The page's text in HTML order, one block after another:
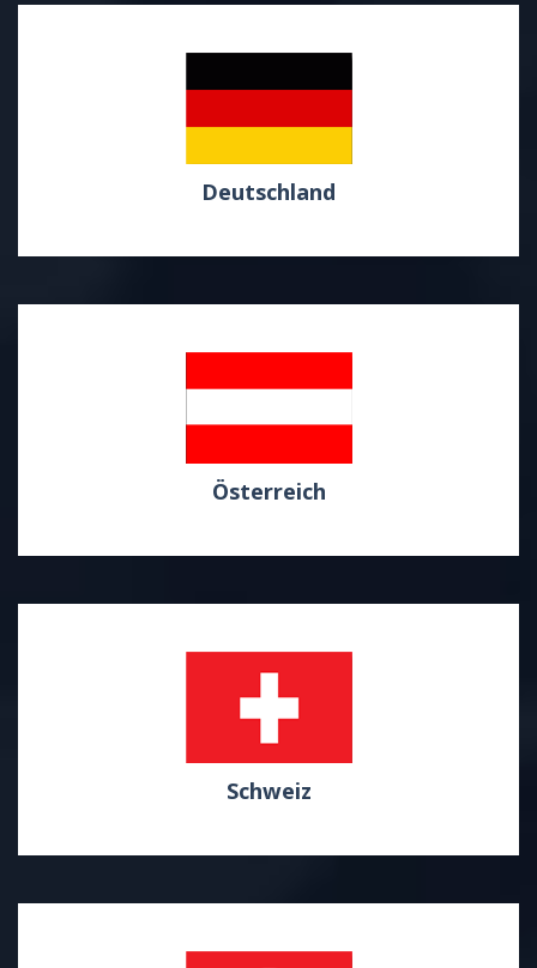
Deutschland
Österreich
Schweiz